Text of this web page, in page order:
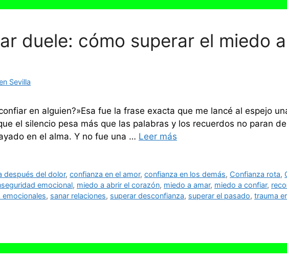
duele: cómo superar el miedo
Sevilla
en alguien?»Esa fue la frase exacta que me lancé al espejo
el silencio pesa más que las palabras y los recuerdos no paran
en el alma. Y no fue una … Leer más
después del dolor,confianza en el amor,confianza en los demás, Confianza rota,
emocional, miedo a abrir el corazón, miedo a amar, miedo a confiar,
emocionales, sanar relaciones, superar desconfianza, superar el pasado, trauma